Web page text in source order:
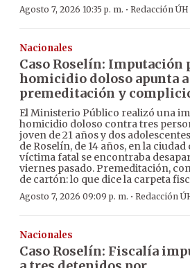
Agosto 7, 2026 10:35 p. m. · Redacción ÚH
Nacionales
Caso Roselín: Imputación
homicidio doloso apunta a
premeditación y
El Ministerio Público realizó una
homicidio doloso contra tres
joven de 21 años y dos
de Roselín, de 14 años, en la ciudad
víctima fatal se encontraba
viernes pasado. Premeditación,
de cartón: lo que dice la carpeta
Agosto 7, 2026 09:09 p. m. · Redacción
Nacionales
Caso Roselín: Fiscalía